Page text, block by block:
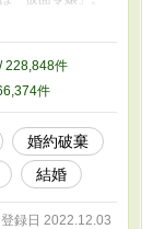
もかも色々と問
し付けられるの
者であるルア
て愛するもの
としたのに何故
228,848件
件
婚約破棄
結婚
登録日 2022.12.03